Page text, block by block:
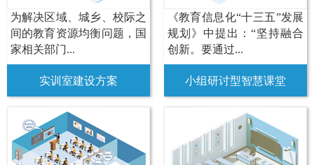
为解决区域、城乡、校际之
间的教育资源均衡问题，国
家相关部门...
实训室建设方案
《教育信息化“十三五”发展
规划》中提出：“坚持融合
创新。要通过...
小组研讨型智慧课堂